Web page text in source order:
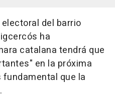
del barrio
ha
catalana tendrá que
en la próxima
que la